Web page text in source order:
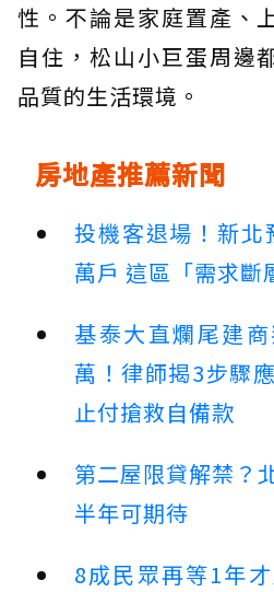
性。不論是家庭置產、
自住，松山小巨蛋周邊
品質的生活環境。
房地產推薦新聞
投機客退場！新北
萬戶 這區「需求斷
基泰大直爛尾建
萬！律師揭3步驟
止付搶救自備款
第二屋限貸解禁？
半年可期待
8成民眾再等1年